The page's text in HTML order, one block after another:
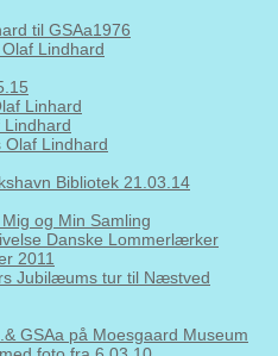
til GSAa1976
Lindhard
Linhard
Lindhard
Olaf Lindhard
Bibliotek 21.03.14
og Min Samling
Danske Lommerlærker
2011
Jubilæums tur til Næstved
GSAa på Moesgaard Museum